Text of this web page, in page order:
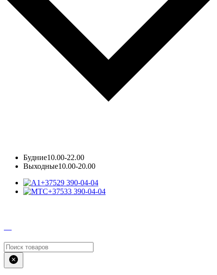
Будние10.00-22.00
Выходные10.00-20.00
+37529 390-04-04
+37533 390-04-04